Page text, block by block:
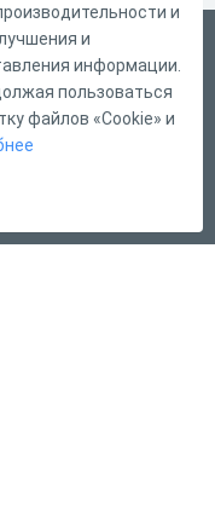
и
и
информации.
пользоваться
файлов «Cookie» и